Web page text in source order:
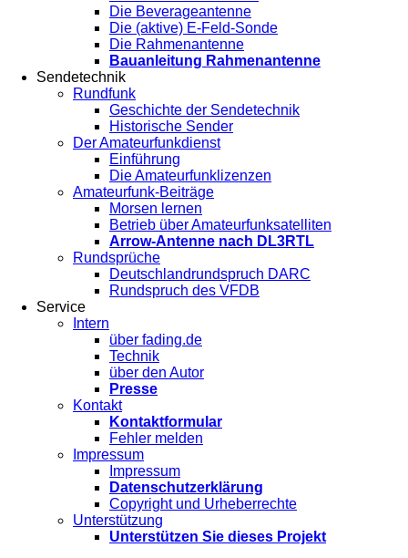
Die Beverageantenne
Die (aktive) E-Feld-Sonde
Die Rahmenantenne
Bauanleitung Rahmenantenne
Sendetechnik
Rundfunk
Geschichte der Sendetechnik
Historische Sender
Der Amateurfunkdienst
Einführung
Die Amateurfunklizenzen
Amateurfunk-Beiträge
Morsen lernen
Betrieb über Amateurfunksatelliten
Arrow-Antenne nach DL3RTL
Rundsprüche
Deutschlandrundspruch DARC
Rundspruch des VFDB
Service
Intern
über fading.de
Technik
über den Autor
Presse
Kontakt
Kontaktformular
Fehler melden
Impressum
Impressum
Datenschutzerklärung
Copyright und Urheberrechte
Unterstützung
Unterstützen Sie dieses Projekt